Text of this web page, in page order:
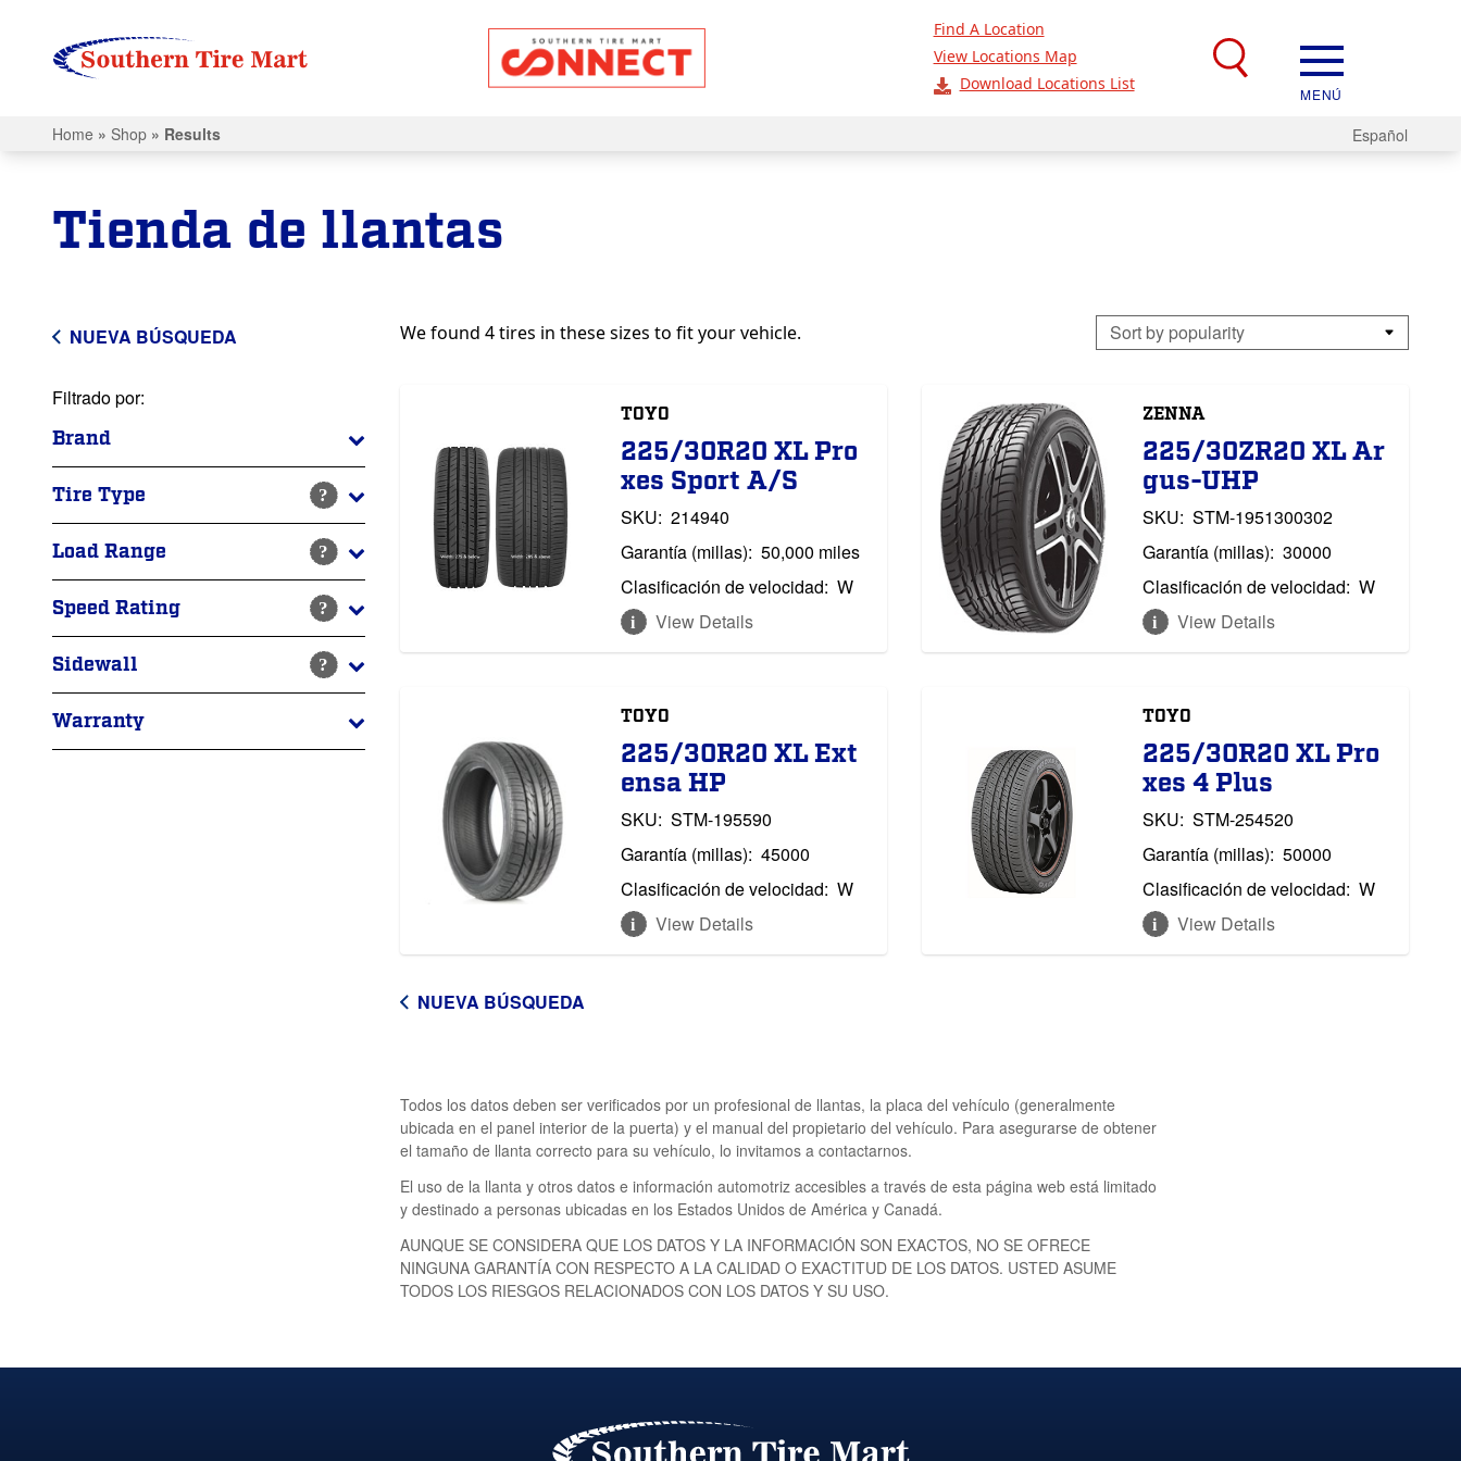
Find A Location
View Locations Map
Download Locations List
MENÚ
Home » Shop » Results Español
Tienda de llantas
NUEVA BÚSQUEDA We found 4 tires in these sizes to fit your vehicle.
Filtrado por:
Brand
Tire Type
Load Range
Speed Rating
Sidewall
Warranty
TOYO
225/30R20 XL Pro
xes Sport A/S
SKU: 214940
Garantía (millas): 50,000 miles
Clasificación de velocidad: W
View Details
ZENNA
225/30ZR20 XL Ar
gus-UHP
SKU: STM-1951300302
Garantía (millas): 30000
Clasificación de velocidad: W
View Details
TOYO
225/30R20 XL Ext
ensa HP
SKU: STM-195590
Garantía (millas): 45000
Clasificación de velocidad: W
View Details
TOYO
225/30R20 XL Pro
xes 4 Plus
SKU: STM-254520
Garantía (millas): 50000
Clasificación de velocidad: W
View Details
NUEVA BÚSQUEDA
Todos los datos deben ser verificados por un profesional de llantas, la placa del vehículo (generalmente
ubicada en el panel interior de la puerta) y el manual del propietario del vehículo. Para asegurarse de obtener
el tamaño de llanta correcto para su vehículo, lo invitamos a contactarnos.
El uso de la llanta y otros datos e información automotriz accesibles a través de esta página web está limitado
y destinado a personas ubicadas en los Estados Unidos de América y Canadá.
AUNQUE SE CONSIDERA QUE LOS DATOS Y LA INFORMACIÓN SON EXACTOS, NO SE OFRECE
NINGUNA GARANTÍA CON RESPECTO A LA CALIDAD O EXACTITUD DE LOS DATOS. USTED ASUME
TODOS LOS RIESGOS RELACIONADOS CON LOS DATOS Y SU USO.